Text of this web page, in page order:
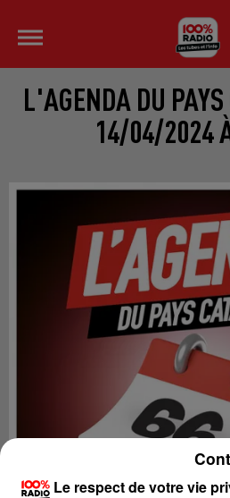
L'AGENDA DU
14/04/2024
Le respect de votre vie